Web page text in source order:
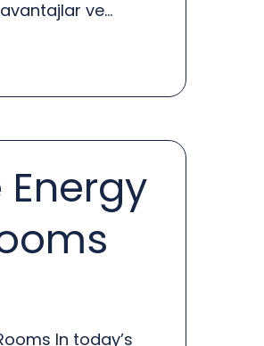
avantajlar ve
VPS,
fazla kontrol ve
ve Kontrol […]
In today’s